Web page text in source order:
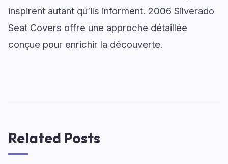
inspirent autant qu’ils informent. 2006 Silverado
Seat Covers offre une approche détaillée
conçue pour enrichir la découverte.
Related Posts